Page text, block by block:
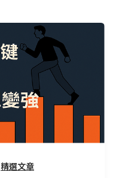
精選文章